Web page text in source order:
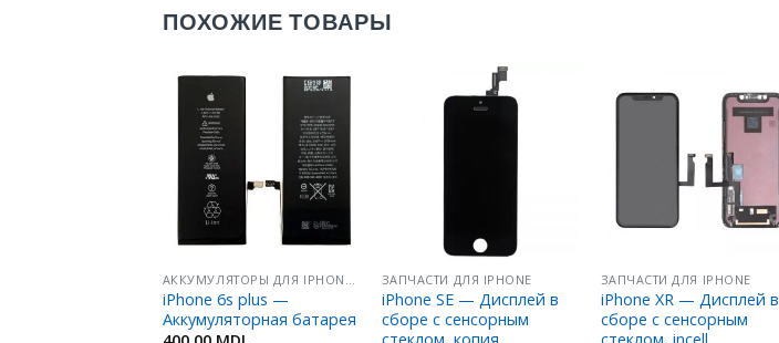
ПОХОЖИЕ ТОВАРЫ
Добавить
в
Избранное
iPhone 6s plus —
Аккумуляторная батарея
ЗАПЧАСТИ ДЛЯ IPHONE
iPhone SE — Дисплей в
сборе с сенсорным
Добавить
Избранное
ЗАПЧАСТИ ДЛЯ IPHONE
iPhone XR — Дисплей в
сборе с сенсорным